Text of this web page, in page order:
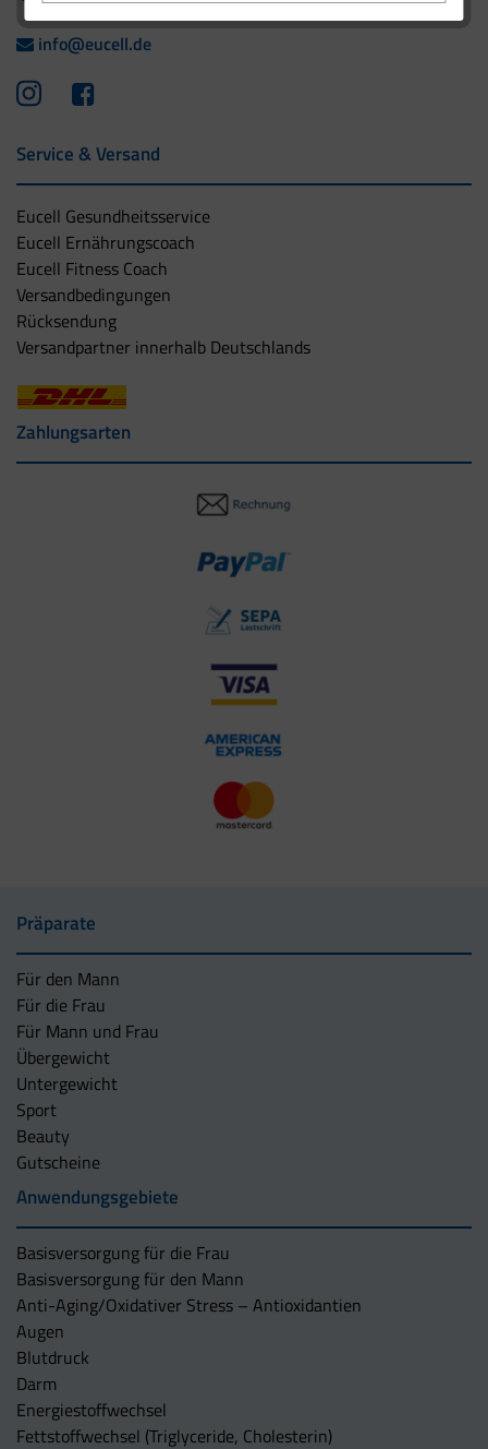
info@eucell.de
Service & Versand
Eucell Gesundheitsservice
Eucell Ernährungscoach
Eucell Fitness Coach
Versandbedingungen
Rücksendung
Versandpartner innerhalb Deutschlands
Zahlungsarten
Präparate
Für den Mann
Für die Frau
Für Mann und Frau
Übergewicht
Untergewicht
Sport
Beauty
Gutscheine
Anwendungsgebiete
Basisversorgung für die Frau
Basisversorgung für den Mann
Anti-Aging/Oxidativer Stress – Antioxidantien
Augen
Blutdruck
Darm
Energiestoffwechsel
Fettstoffwechsel (Triglyceride, Cholesterin)